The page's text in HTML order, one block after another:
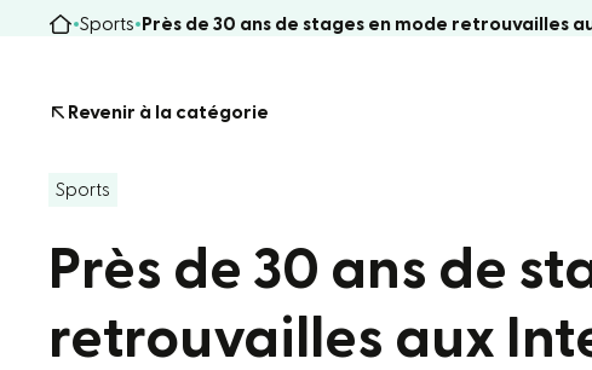
Sports Près de 30 ans de stages en mode retrouvailles
Revenir à la catégorie
Sports
Près de 30 ans de
retrouvailles aux